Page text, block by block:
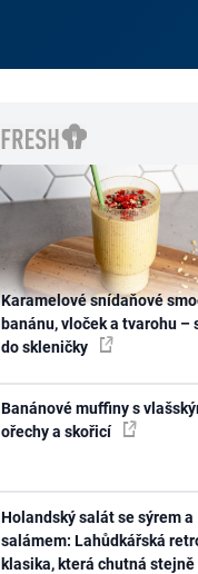
Karamelové snídaňové
banánu, vloček a tvarohu –
do skleničky
Banánové muffiny s
ořechy a skořicí
Holandský salát se sýrem a
salámem: Lahůdkářská
klasika, která chutná